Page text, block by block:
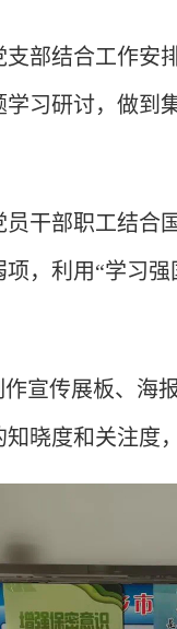
部结合工作安
习研讨，做到
干部职工结合
，利用“学习
宣传展板、海
晓度和关注度